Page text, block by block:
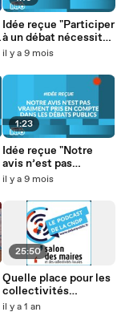
Idée reçue "Participer
à un débat nécessite
trop de temps" - La
INC
il y a 9 mois
1:23
Idée reçue "Notre
avis n’est pas
vraiment pris en
débats publics" - La
Minute Info CNDP x
il y a 9 mois
25:50
Quelle place pour les
collectivités
territoriales dans la
il y a 1 an